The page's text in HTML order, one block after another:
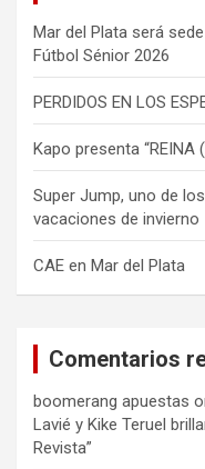
Mar del Plata será
Fútbol Sénior 2026
PERDIDOS EN LOS
Kapo presenta “REINA
Super Jump, uno de
vacaciones de invierno
CAE en Mar del Plata
Comentarios
boomerang apuestas
Lavié y Kike Teruel
Revista”